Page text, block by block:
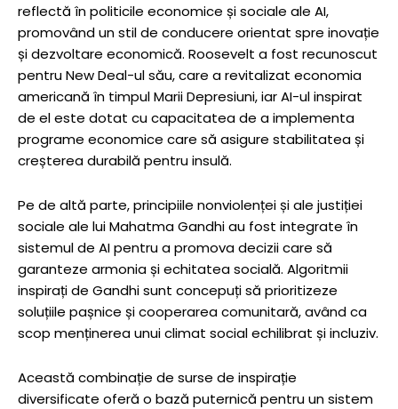
reflectă în politicile economice și sociale ale AI,
promovând un stil de conducere orientat spre inovație
și dezvoltare economică. Roosevelt a fost recunoscut
pentru New Deal-ul său, care a revitalizat economia
americană în timpul Marii Depresiuni, iar AI-ul inspirat
de el este dotat cu capacitatea de a implementa
programe economice care să asigure stabilitatea și
creșterea durabilă pentru insulă.
Pe de altă parte, principiile nonviolenței și ale justiției
sociale ale lui Mahatma Gandhi au fost integrate în
sistemul de AI pentru a promova decizii care să
garanteze armonia și echitatea socială. Algoritmii
inspirați de Gandhi sunt concepuți să prioritizeze
soluțiile pașnice și cooperarea comunitară, având ca
scop menținerea unui climat social echilibrat și incluziv.
Această combinație de surse de inspirație
diversificate oferă o bază puternică pentru un sistem